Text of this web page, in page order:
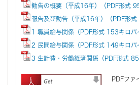
勧告の概要（平成16年）（PDF形式
報告及び勧告（平成16年）（PDF形式
1 職員給与関係（PDF形式 153キロバ
2 民間給与関係（PDF形式 149キロバ
3 生計費・労働経済関係（PDF形式 85
PDFファ